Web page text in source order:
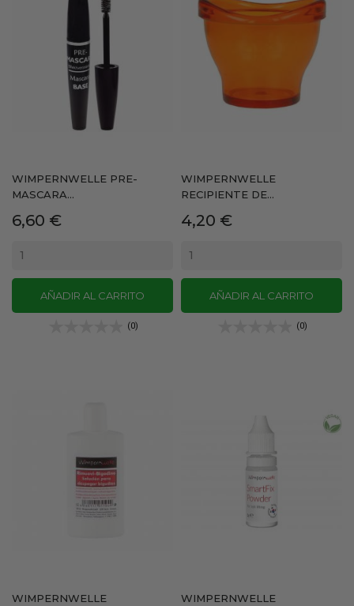
WIMPERNWELLE PRE-
MASCARA...
Precio
6,60 €
AÑADIR AL CARRITO
(0)
WIMPERNWELLE
RECIPIENTE DE...
Precio
4,20 €
AÑADIR AL CARRITO
(0)
WIMPERNWELLE
WIMPERNWELLE